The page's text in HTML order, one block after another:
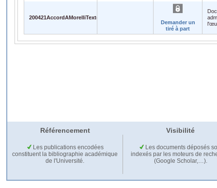
200421AccordAMorelliTextesCompletsEnOA.doc
Demander un
tiré à part
Référencement Visibilité
Les publications encodées
constituent la bibliographie académique
de l'Université.
Les documents déposés
indexés par les moteurs de
(Google Scholar,…).